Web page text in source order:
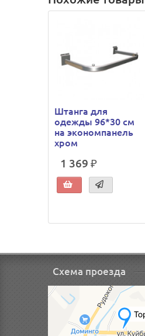
Штанга для
одежды 96*30 см
на экономпанель
хром
1 369 ₽
Схема проезда